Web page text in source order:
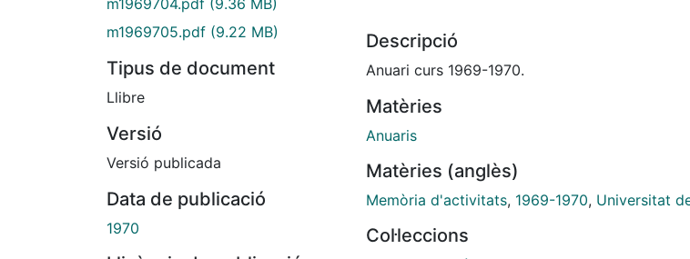
m1969704.pdf (9.36 MB)
m1969705.pdf (9.22 MB)
Tipus de document
Llibre
Versió
Versió publicada
Data de publicació
1970
Descripció
Anuari curs 1969-1970.
Matèries
Anuaris
Matèries (anglès)
Memòria d'activitats, 1969-1970, Universitat
Col·leccions